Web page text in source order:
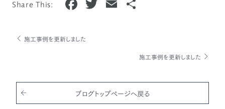
Share This:
c
o
o
施工事例を更新しました
施工事例を更新しました
ブログトップページへ戻る